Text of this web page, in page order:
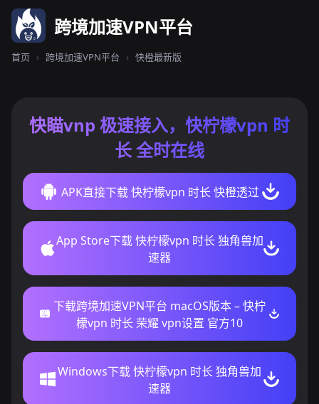
跨境加速VPN平台
首页 › 跨境加速VPN平台 › 快橙最新版
快瞄vnp 极速接入，快柠檬vpn 时
长 全时在线
APK直接下载 快柠檬vpn 时长 快橙透过
App Store下载 快柠檬vpn 时长 独角兽加
速器
下载跨境加速VPN平台 macOS版本 – 快柠
檬vpn 时长 荣耀 vpn设置 官方10
Windows下载 快柠檬vpn 时长 独角兽加
速器